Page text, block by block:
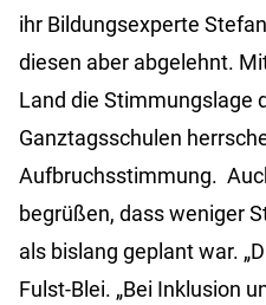
ihr Bildungsexperte
diesen aber abgelehnt.
Land die Stimmungslage
Ganztagsschulen
Aufbruchsstimmung.
begrüßen, dass weniger
als bislang geplant war.
Fulst-Blei. „Bei Inklusion